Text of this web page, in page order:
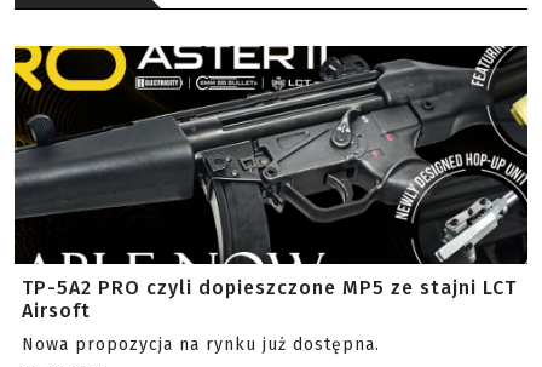
TP-5A2 PRO czyli dopieszczone MP5 ze stajni LCT
Airsoft
Nowa propozycja na rynku już dostępna.